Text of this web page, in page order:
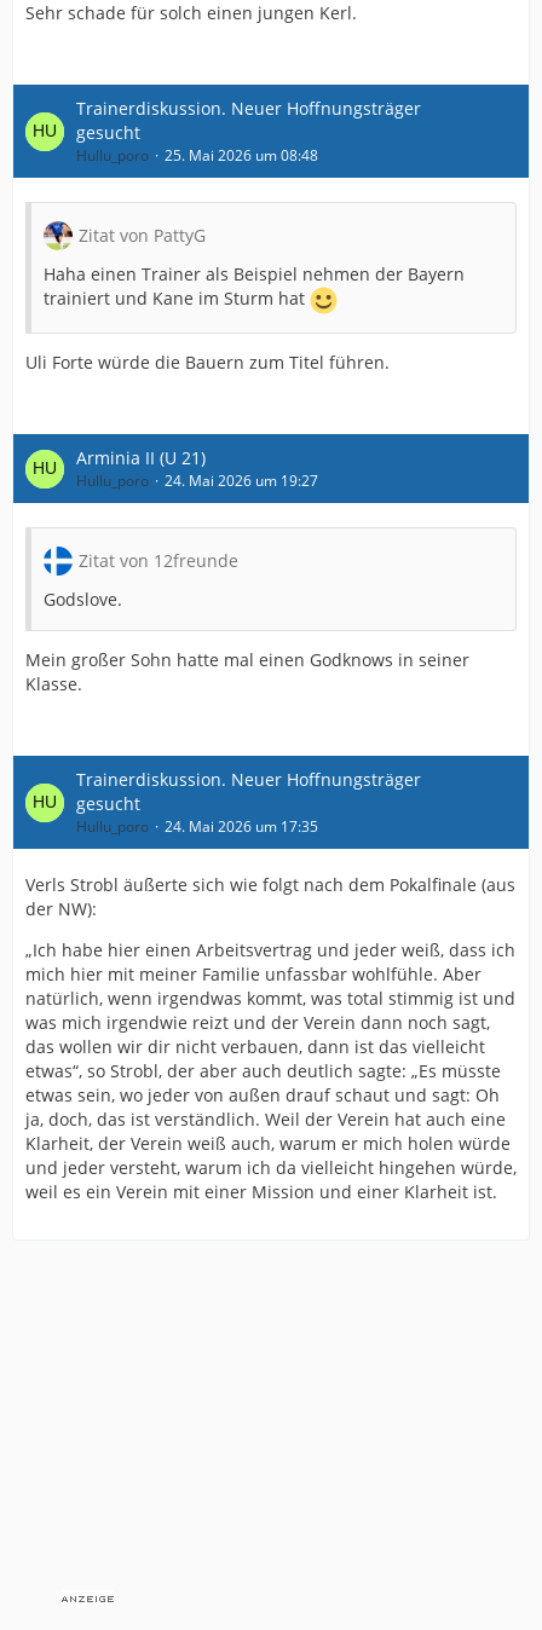
Sehr schade für solch einen jungen Kerl.
Trainerdiskussion. Neuer Hoffnungsträger
gesucht
Hullu_poro 25. Mai 2026 um 08:48
Zitat von PattyG
Haha einen Trainer als Beispiel nehmen der Bayern
trainiert und Kane im Sturm hat
Uli Forte würde die Bauern zum Titel führen.
Arminia II (U 21)
Hullu_poro 24. Mai 2026 um 19:27
Zitat von 12freunde
Godslove.
Mein großer Sohn hatte mal einen Godknows in seiner
Klasse.
Trainerdiskussion. Neuer Hoffnungsträger
gesucht
Hullu_poro 24. Mai 2026 um 17:35
Verls Strobl äußerte sich wie folgt nach dem Pokalfinale (aus
der NW):
„Ich habe hier einen Arbeitsvertrag und jeder weiß, dass ich
mich hier mit meiner Familie unfassbar wohlfühle. Aber
natürlich, wenn irgendwas kommt, was total stimmig ist und
was mich irgendwie reizt und der Verein dann noch sagt,
das wollen wir dir nicht verbauen, dann ist das vielleicht
etwas“, so Strobl, der aber auch deutlich sagte: „Es müsste
etwas sein, wo jeder von außen drauf schaut und sagt: Oh
ja, doch, das ist verständlich. Weil der Verein hat auch eine
Klarheit, der Verein weiß auch, warum er mich holen würde
und jeder versteht, warum ich da vielleicht hingehen würde,
weil es ein Verein mit einer Mission und einer Klarheit ist.